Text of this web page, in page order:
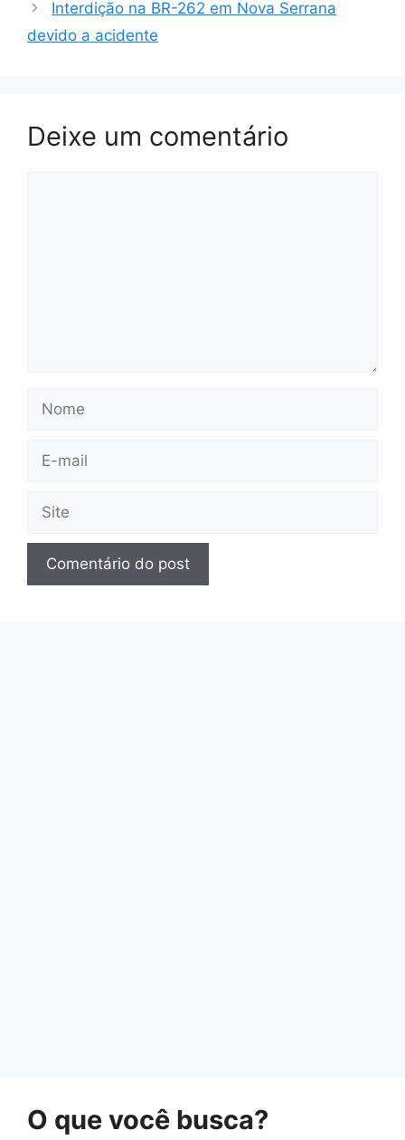
Interdição na BR-262 em Nova Serrana
devido a acidente
Deixe um comentário
Nome
Site
O que você busca?